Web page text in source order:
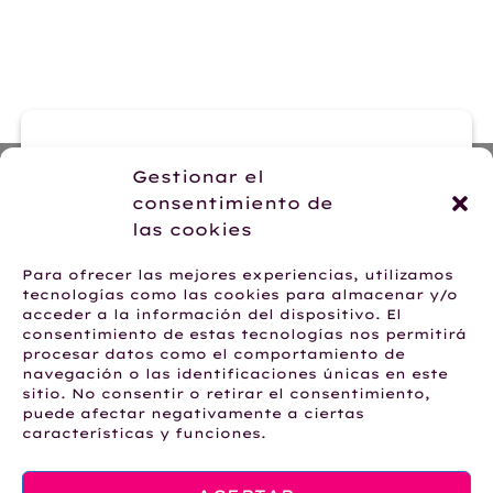
Gestionar el
consentimiento de
las cookies
Para ofrecer las mejores experiencias, utilizamos
tecnologías como las cookies para almacenar y/o
acceder a la información del dispositivo. El
consentimiento de estas tecnologías nos permitirá
procesar datos como el comportamiento de
navegación o las identificaciones únicas en este
sitio. No consentir o retirar el consentimiento,
puede afectar negativamente a ciertas
características y funciones.
ENVIAR EMAIL
Hablemos por WhatsApp
+34 623 28 62 24